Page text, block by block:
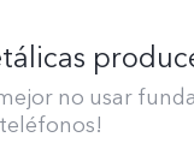
no usar
teléfonos!